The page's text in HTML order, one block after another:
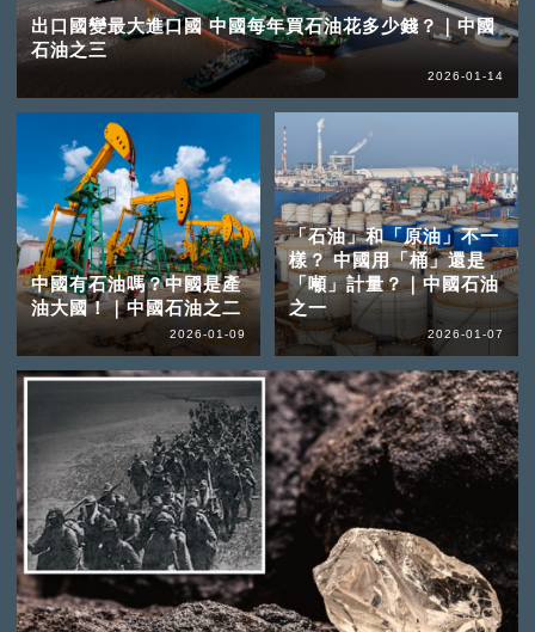
出口國變最大進口國 中國每年買石油花多少錢？｜中國
石油之三
2026-01-14
中國有石油嗎？中國是產
油大國！｜中國石油之二
2026-01-09
「石油」和「原油」不一
樣？ 中國用「桶」還是
「噸」計量？｜中國石油
之一
2026-01-07